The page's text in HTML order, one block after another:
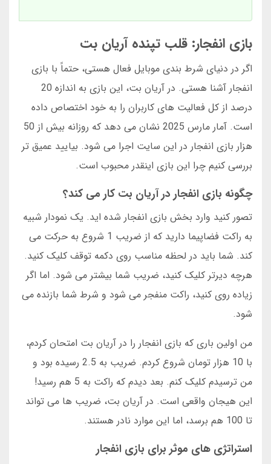
بازی انفجار: قلب تپنده آریان بت
اگر در دنیای شرط بندی موبایل فعال هستی، حتماً با بازی
انفجار آشنا هستی. در آریان بت، این بازی به اندازه 20
درصد از کل فعالیت های کاربران را به خود اختصاص داده
است. آمار مارس 2025 نشان می دهد که روزانه بیش از 50
هزار بازی انفجار در این سایت اجرا می شود. بیایید عمیق تر
بررسی کنیم چرا این بازی اینقدر محبوب است.
چگونه بازی انفجار در آریان بت کار می کند؟
تصور کنید وارد بخش بازی انفجار شده اید. یک نمودار شبیه
به راکت فضاپیما دارید که از ضریب 1 شروع به حرکت می
کند. شما باید در لحظه مناسب روی دکمه توقف کلیک کنید.
هرچه دیرتر کلیک کنید، ضریب شما بیشتر می شود. اما اگر
زیاده روی کنید، راکت منفجر می شود و شرط شما بازنده می
شود.
من اولین باری که بازی انفجار را در آریان بت امتحان کردم،
با 10 هزار تومان شروع کردم. ضریب به 2.5 رسیده بود و
من ترسیدم کلیک کنم. بعد دیدم که راکت به 5 هم رسید!
این هیجان واقعی است. در آریان بت، ضریب ها می تواند
تا 100 هم برسد، اما این موارد نادر هستند.
استراتژی های موثر برای بازی انفجار